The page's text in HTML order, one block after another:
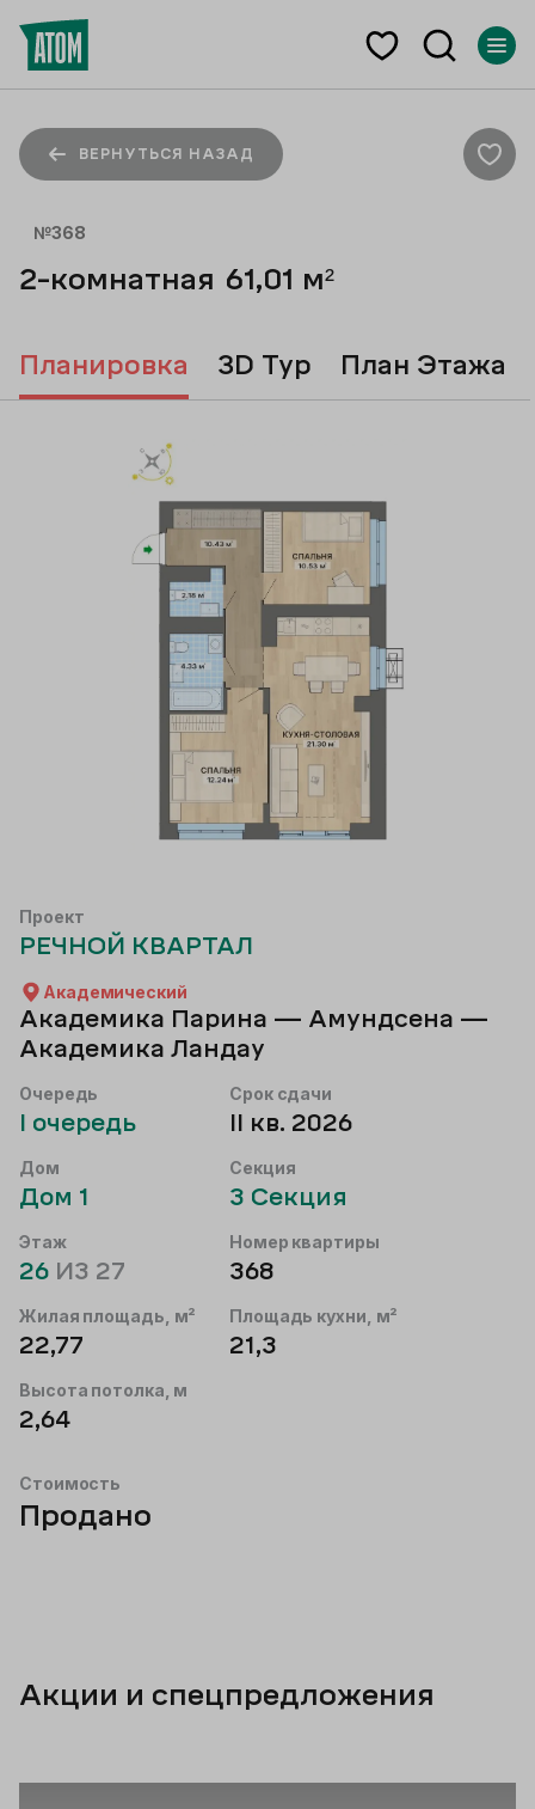
ВЕРНУТЬСЯ НАЗАД
№368
2-комнатная 61,01 м²
Проект
РЕЧНОЙ КВАРТАЛ
Академический
Академика Парина — Амундсена —
Академика Ландау
Очередь
I очередь
Срок сдачи
II кв. 2026
Дом
Дом 1
Секция
3 Секция
Этаж
26 ИЗ 27
Номер квартиры
368
Жилая площадь, м²
22,77
Площадь кухни, м²
21,3
Высота потолка, м
2,64
Стоимость
Продано
Планировка 3D Тур План Этажа
Акции и спецпредложения